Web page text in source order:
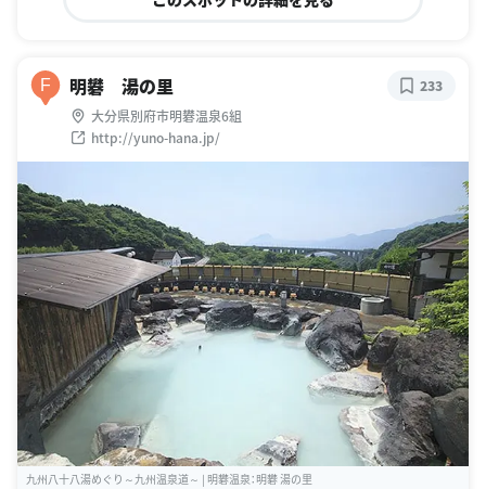
F 明礬 湯の里
大分県別府市明礬温泉6組
http://yuno-hana.jp/
233
九州八十八湯めぐり～九州温泉道～ | 明礬温泉：明礬 湯の里